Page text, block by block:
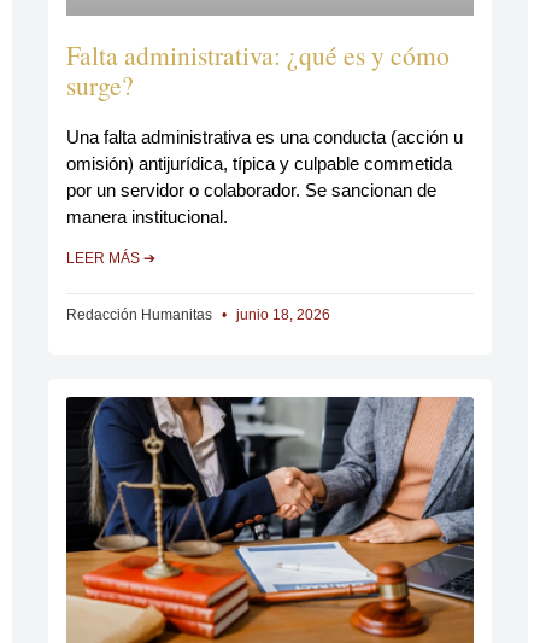
Falta administrativa: ¿qué es y cómo
surge?
Una falta administrativa es una conducta (acción u
omisión) antijurídica, típica y culpable commetida
por un servidor o colaborador. Se sancionan de
manera institucional.
LEER MÁS ➔
Redacción Humanitas junio 18, 2026